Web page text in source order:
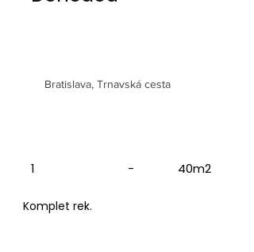
Bratislava, Trnavská cesta
1 - 40m2
Komplet rek.